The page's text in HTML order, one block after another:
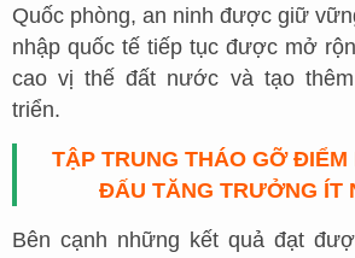
Quốc phòng, an ninh được giữ
nhập quốc tế tiếp tục được mở
cao vị thế đất nước và tạo
triển.
TẬP TRUNG THÁO GỠ ĐIỂM
ĐẤU TĂNG TRƯỞNG ÍT
Bên cạnh những kết quả đạt